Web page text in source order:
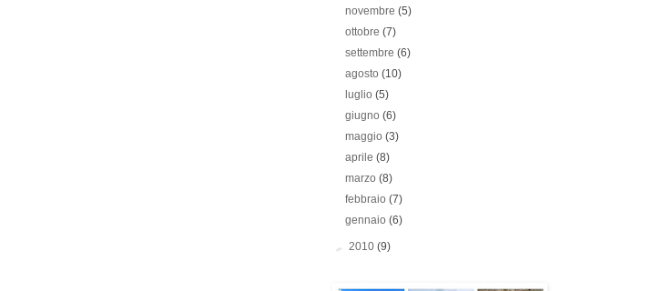
novembre(5)
ottobre(7)
settembre(6)
agosto(10)
luglio(5)
giugno(6)
maggio(3)
aprile(8)
marzo(8)
febbraio(7)
gennaio(6)
► 2010 (9)